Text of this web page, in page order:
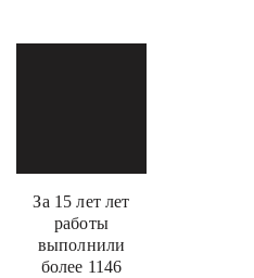
За 15 лет лет
работы
выполнили
более 1146